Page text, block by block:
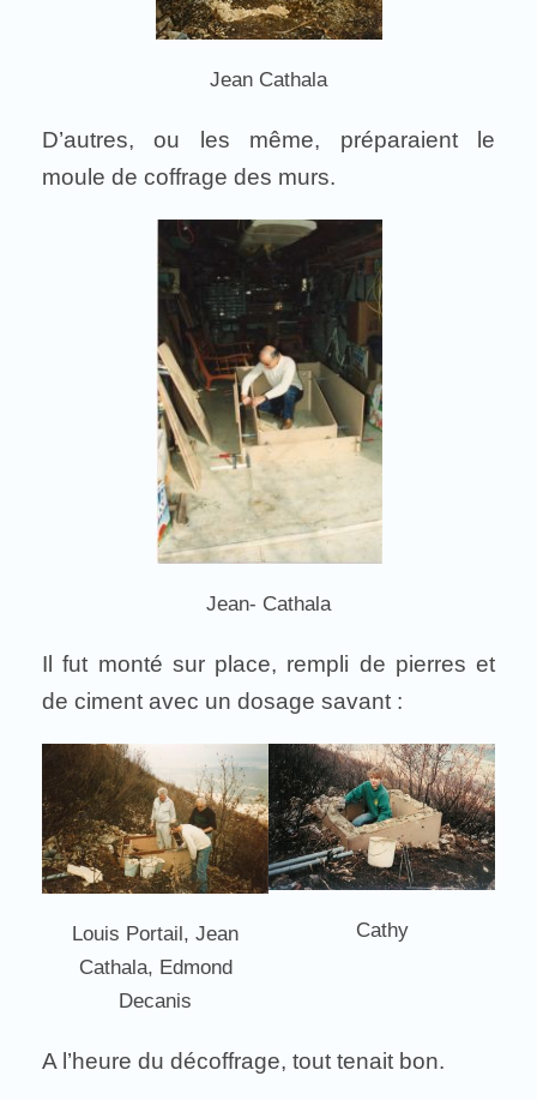
Jean Cathala
D’autres, ou les même, préparaient le
moule de coffrage des murs.
Jean- Cathala
Il fut monté sur place, rempli de pierres et
de ciment avec un dosage savant :
Louis Portail, Jean
Cathala, Edmond
Decanis
Cathy
A l’heure du décoffrage, tout tenait bon.